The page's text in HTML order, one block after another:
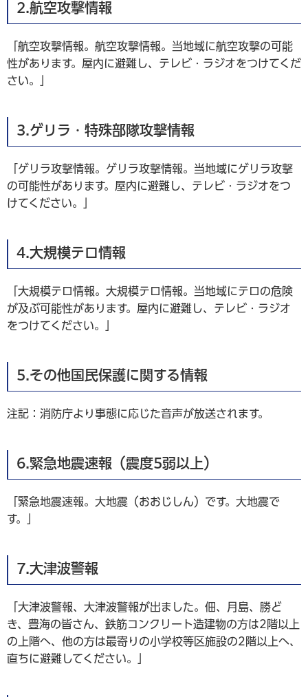
2.航空攻撃情報
「航空攻撃情報。航空攻撃情報。当地域に航空攻撃の可能
性があります。屋内に避難し、テレビ・ラジオをつけてくだ
さい。」
3.ゲリラ・特殊部隊攻撃情報
「ゲリラ攻撃情報。ゲリラ攻撃情報。当地域にゲリラ攻撃
の可能性があります。屋内に避難し、テレビ・ラジオをつ
けてください。」
4.大規模テロ情報
「大規模テロ情報。大規模テロ情報。当地域にテロの危険
が及ぶ可能性があります。屋内に避難し、テレビ・ラジオ
をつけてください。」
5.その他国民保護に関する情報
注記：消防庁より事態に応じた音声が放送されます。
6.緊急地震速報（震度5弱以上）
「緊急地震速報。大地震（おおじしん）です。大地震で
す。」
7.大津波警報
「大津波警報、大津波警報が出ました。佃、月島、勝ど
き、豊海の皆さん、鉄筋コンクリート造建物の方は2階以上
の上階へ、他の方は最寄りの小学校等区施設の2階以上へ、
直ちに避難してください。」